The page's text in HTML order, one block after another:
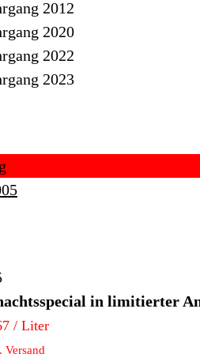
2012
2020
2022
2023
in limitierter
/ Liter